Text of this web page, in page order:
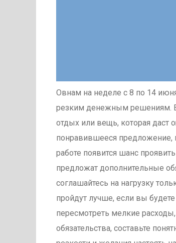
Овнам на неделе с 8 по 14
резким денежным решениям.
отдых или вещь, которая
понравившееся предложение,
работе появится шанс
предложат дополнительные
соглашайтесь на нагрузку
пройдут лучше, если вы
пересмотреть мелкие
обязательства, составьте